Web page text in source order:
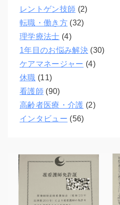
レントゲン技師 (2)
転職・働き方(32)
理学療法士 (4)
1年目のお悩み解決(30)
ケアマネージャー (4)
休職 (11)
看護師 (90)
高齢者医療・介護 (2)
インタビュー (56)